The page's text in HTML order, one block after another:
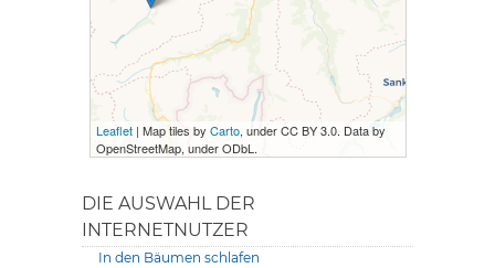
Leaflet| Map tiles by Carto, under CC BY 3.0. Data by
OpenStreetMap, under ODbL.
DIE AUSWAHL DER
INTERNETNUTZER
In den Bäumen schlafen